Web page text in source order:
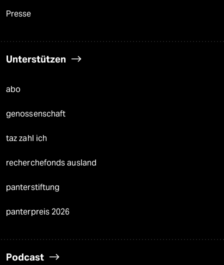
Presse
Unterstützen
abo
genossenschaft
taz zahl ich
recherchefonds ausland
panterstiftung
panterpreis 2026
Podcast